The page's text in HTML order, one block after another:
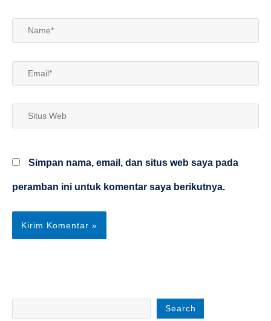
Name*
Email*
Situs
Simpan nama, email, dan situs web saya pada
peramban ini untuk komentar saya berikutnya.
Search